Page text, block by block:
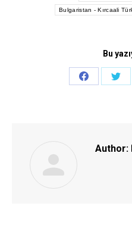
Bulgaristan - Kırcaali
Bu
Share
Author: